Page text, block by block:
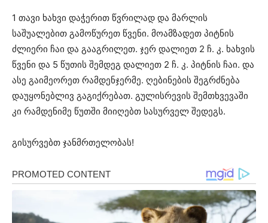
1 თავი ხახვი დაჭერით წვრილად და მარლის
საშუალებით გამოწურეთ წვენი. მოამზადეთ პიტნის
ძლიერი ჩაი და გააგრილეთ. ჯერ დალიეთ 2 ჩ. კ. ხახვის
წვენი და 5 წუთის შემდეგ დალიეთ 2 ჩ. კ. პიტნის ჩაი. და
ასე გაიმეორეთ რამდენჯერმე. ღებინების შეგრძნება
დაუყონებლივ გაგიქრებათ. გულისრევის შემთხვევაში
კი რამდენიმე წუთში მიიღებთ სასურველ შედეგს.
გისურვებთ ჯანმრთელობას!